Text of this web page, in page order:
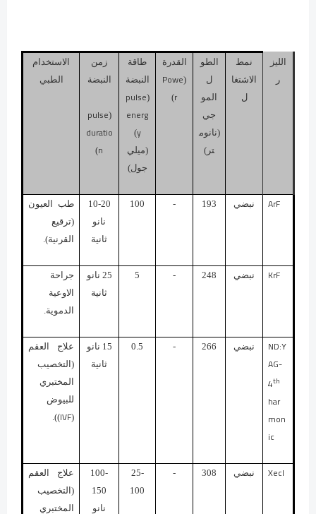
الليز
ر
نمط
الاشتغا
ل
الطو
ل
المو
جي
(نانوم
تر)
القدرة
(
Powe
r
)
طاقة
النبضة
(
pulse
energ
y
)
(ميلي
جول)
زمن
النبضة
(
pulse
duratio
n
)
الاستخدام
الطبي
ArF نبضي 193
-
100
10-20
نانو
ثانية
طب العيون
(ترقيع
القرنية).
KrF نبضي 248
-
5
25 نانو
ثانية
جراحة
الاوعية
الدموية.
ND:Y
AG-
4th
har
mon
ic
نبضي 266
-
0.5
15 نانو
ثانية
علاج العقم
(التخصيب
المختبري
للبيوض
(
IVF
)).
Xecl نبضي 308
-
25-
100
100-
150
نانو
علاج العقم
(التخصيب
المختبري